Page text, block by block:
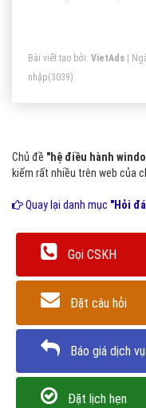
Bài viết tạo bởi: VietAds |
nhập(3039)
Chủ đề "hệ điều hành
kiếm rất nhiều trên web của
Quay lại danh mục "Hỏi
Gọi CSKH
Đặt câu hỏi
Báo giá dịch vụ
Đặt lịch hẹn